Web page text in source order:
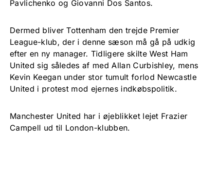
Pavlichenko og Giovanni Dos Santos.
Dermed bliver Tottenham den trejde Premier
League-klub, der i denne sæson må gå på udkig
efter en ny manager. Tidligere skilte West Ham
United sig således af med Allan Curbishley, mens
Kevin Keegan under stor tumult forlod Newcastle
United i protest mod ejernes indkøbspolitik.
Manchester United har i øjeblikket lejet Frazier
Campell ud til London-klubben.